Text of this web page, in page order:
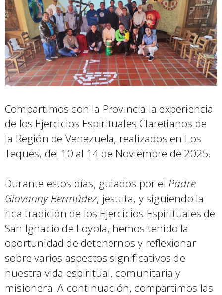
Compartimos con la Provincia la experiencia
de los Ejercicios Espirituales Claretianos de
la Región de Venezuela, realizados en Los
Teques, del 10 al 14 de Noviembre de 2025.
Durante estos días, guiados por el Padre
Giovanny Bermúdez, jesuita, y siguiendo la
rica tradición de los Ejercicios Espirituales de
San Ignacio de Loyola, hemos tenido la
oportunidad de detenernos y reflexionar
sobre varios aspectos significativos de
nuestra vida espiritual, comunitaria y
misionera. A continuación, compartimos las